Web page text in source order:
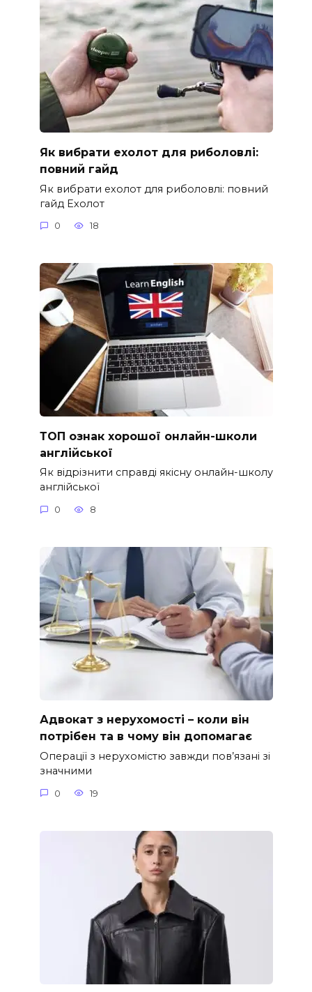
Як вибрати ехолот для риболовлі:
повний гайд
Як вибрати ехолот для риболовлі: повний
гайд Ехолот
0 18
ТОП ознак хорошої онлайн-школи
англійської
Як відрізнити справді якісну онлайн-школу
англійської
0 8
Адвокат з нерухомості – коли він
потрібен та в чому він допомагає
Операції з нерухомістю завжди пов’язані зі
значними
0 19